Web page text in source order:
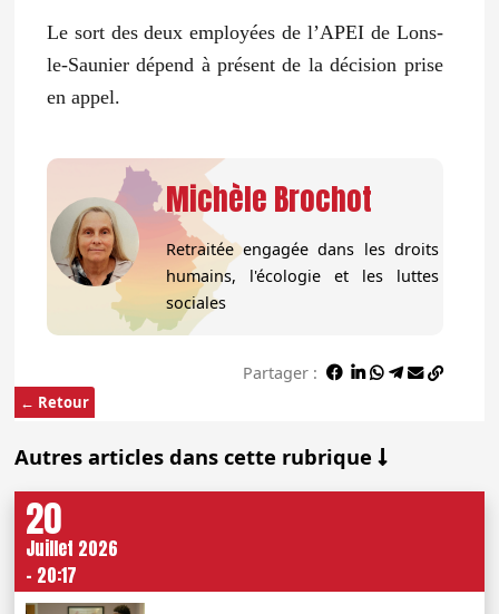
← Retour
Le sort des deux employées de l’APEI de Lons-
le-Saunier dépend à présent de la décision prise
en appel.
Michèle Brochot
Retraitée engagée dans les droits
humains, l'écologie et les luttes
sociales
Partager :
Autres articles dans cette rubrique
20
Juillet 2026
- 20:17